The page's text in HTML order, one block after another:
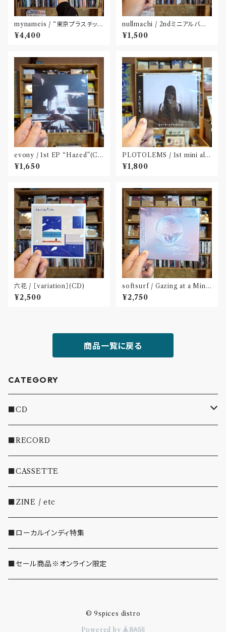
mynameis / “東京プラスチッ
ク” LP(12 inch)
¥4,400
nullmachi / 2ndミニアルバム
「逆回転する私小説」(CD)
¥1,500
evony / 1st EP “Hazed”(C
D) Released by FURTHER
PLATONIC〝千葉〟
¥1,650
PLOTOLEMS / 1st mini alb
um 「para?anomaly」(CD)
¥1,800
六花 / ［variation］(CD)
¥2,500
softsurf / Gazing at a Mind
(CD)〝名古屋〟
¥2,750
商品一覧に戻る
CATEGORY
■CD
・INDIE
・EMO/PUNK/POST HC
・SHOEGAZE/DREAMPOP/POST ROCK
・OTHER(LOUD/JUNK/RAP/ etc...)
■RECORD
■CASSETTE
■ZINE / etc
■ローカルインディ特集
■セール商品※オンライン限定
© 9spices distro
Powered by